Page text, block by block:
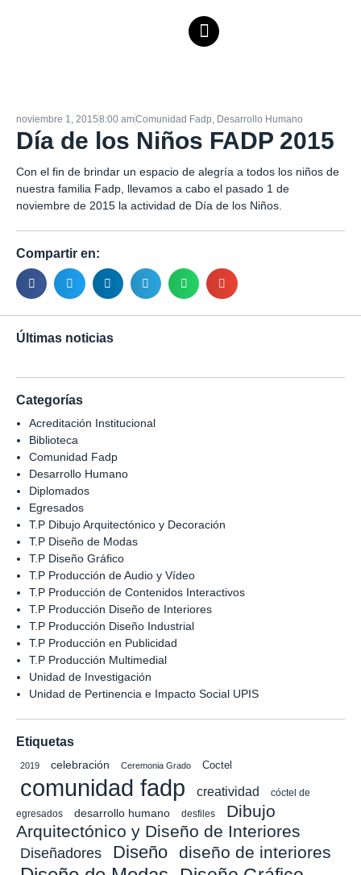
noviembre 1, 20158:00 amComunidad Fadp, Desarrollo Humano
Día de los Niños FADP 2015
Con el fin de brindar un espacio de alegría a todos los niños de
nuestra familia Fadp, llevamos a cabo el pasado 1 de
noviembre de 2015 la actividad de Día de los Niños.
Compartir en:
Últimas noticias
Categorías
Acreditación Institucional
Biblioteca
Comunidad Fadp
Desarrollo Humano
Diplomados
Egresados
T.P Dibujo Arquitectónico y Decoración
T.P Diseño de Modas
T.P Diseño Gráfico
T.P Producción de Audio y Vídeo
T.P Producción de Contenidos Interactivos
T.P Producción Diseño de Interiores
T.P Producción Diseño Industrial
T.P Producción en Publicidad
T.P Producción Multimedial
Unidad de Investigación
Unidad de Pertinencia e Impacto Social UPIS
Etiquetas
2019 celebración Ceremonia Grado Coctel
comunidad fadp creatividad
cóctel de
egresados
desarrollo humano desfiles
Dibujo
Arquitectónico y Diseño de Interiores
Diseñadores Diseño diseño de interiores